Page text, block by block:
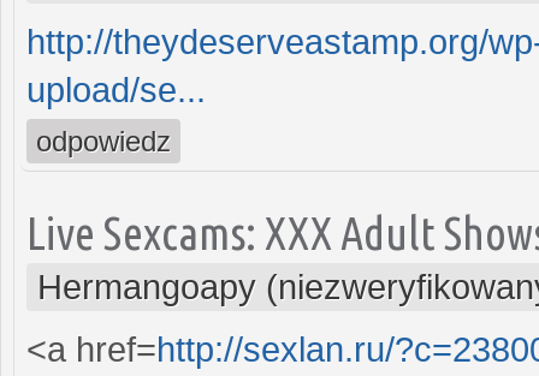
http://theydeserveastamp.org/
upload/se...
odpowiedz
Live Sexcams: XXX Adult
Hermangoapy
<a href=http://sexlan.ru/